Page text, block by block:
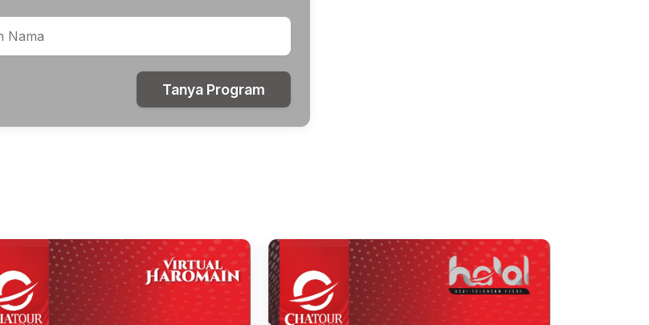
Tanya Program